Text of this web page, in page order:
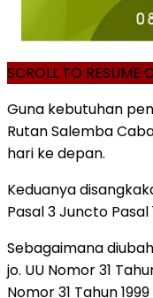
SCROLL TO RESUME
Guna kebutuhan
Rutan Salemba
hari ke depan.
Keduanya
Pasal 3 Juncto Pasal
Sebagaimana
jo. UU Nomor 31
Nomor 31 Tahun